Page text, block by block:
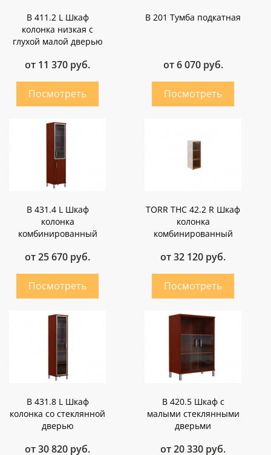
B 411.2 L Шкаф
колонка низкая с
глухой малой дверью
от 11 370 руб.
B 201 Тумба подкатная
от 6 070 руб.
B 431.4 L Шкаф
колонка
комбинированный
от 25 670 руб.
TORR THC 42.2 R Шкаф
колонка
комбинированный
от 32 120 руб.
B 431.8 L Шкаф
колонка со стеклянной
дверью
от 30 820 руб.
B 420.5 Шкаф с
малыми стеклянными
дверьми
от 20 330 руб.